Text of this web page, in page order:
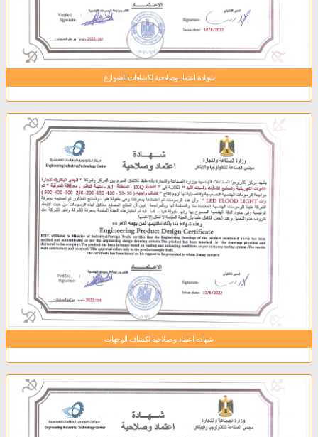
شهادة اعتماد وصلاحية لكشافات الشوارع
شهادة اعتماد و صلاحية لكشاف الوجهات